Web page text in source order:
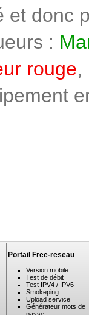
et donc
:
rouge,
Portail Free-reseau
Version mobile
Test de débit
Test IPV4 / IPV6
Smokeping
Upload service
Générateur mots de